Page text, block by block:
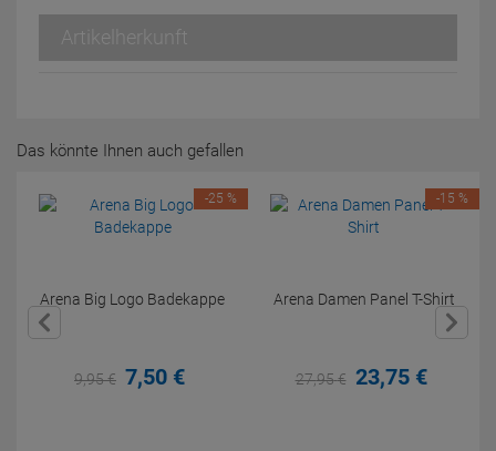
Artikelherkunft
Das könnte Ihnen auch gefallen
Arena Big Logo Badekappe
9,95€ 7,50 €
-25 %
Arena Damen Panel T-Shirt
27,95€ 23,75 €
-15 %